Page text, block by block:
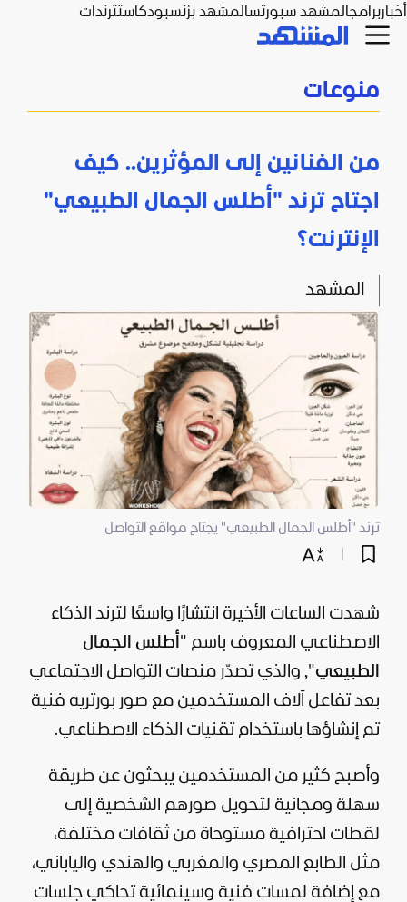
أخباربرامجالمشهد سبورتسالمشهد بزنسبودكاستترندات
منوعات
من الفنانين إلى المؤثرين.. كيف
اجتاح ترند "أطلس الجمال الطبيعي"
الإنترنت؟
المشهد
ترند "أطلس الجمال الطبيعي" يجتاح مواقع التواصل
شهدت الساعات الأخيرة انتشارًا واسعًا لترند الذكاء
الاصطناعي المعروف باسم " أطلس الجمال
الطبيعي", والذي تصدّر منصات التواصل الاجتماعي
بعد تفاعل آلاف المستخدمين مع صور بورتريه فنية
تم إنشاؤها باستخدام تقنيات الذكاء الاصطناعي.
وأصبح كثير من المستخدمين يبحثون عن طريقة
سهلة ومجانية لتحويل صورهم الشخصية إلى
لقطات احترافية مستوحاة من ثقافات مختلفة،
مثل الطابع المصري والمغربي والهندي والياباني،
مع إضافة لمسات فنية وسينمائية تحاكي جلسات